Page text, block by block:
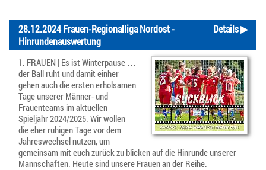
Details ▶
28.12.2024 Frauen-Regionalliga Nordost -
Hinrundenauswertung
1. FRAUEN | Es ist Winterpause …
der Ball ruht und damit einher
gehen auch die ersten erholsamen
Tage unserer Männer- und
Frauenteams im aktuellen
Spieljahr 2024/2025. Wir wollen
die eher ruhigen Tage vor dem
Jahreswechsel nutzen, um
gemeinsam mit euch zurück zu blicken auf die Hinrunde unserer
Mannschaften. Heute sind unsere Frauen an der Reihe.